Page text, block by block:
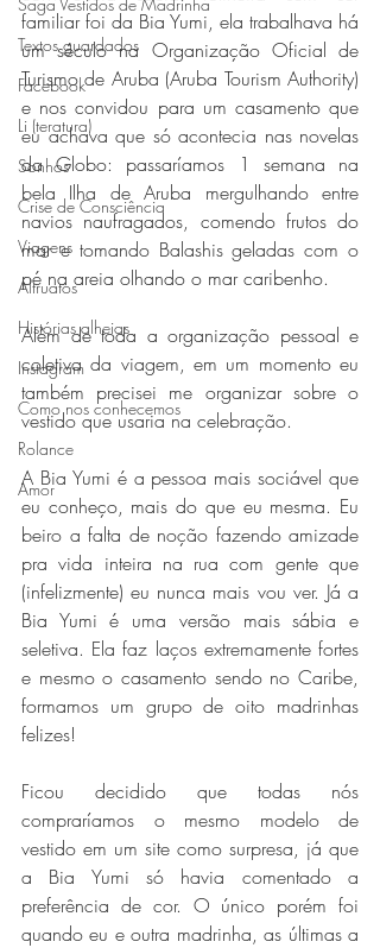
Textos guardados
Facebook
Li (teratura)
Sonhos
Crise de Consciência
Viagens
Altruatos
Histórias alheias
Instagram
Como nos conhecemos
Rolance
Amor
familiar foi da Bia Yumi, ela trabalhava há
um século na Organização Oficial de
Turismo de Aruba (Aruba Tourism Authority)
e nos convidou para um casamento que
eu achava que só acontecia nas novelas
da Globo: passaríamos 1 semana na
bela Ilha de Aruba mergulhando entre
navios naufragados, comendo frutos do
mar e tomando Balashis geladas com o
pé na areia olhando o mar caribenho.
Além de toda a organização pessoal e
coletiva da viagem, em um momento eu
também precisei me organizar sobre o
vestido que usaria na celebração.
A Bia Yumi é a pessoa mais sociável que
eu conheço, mais do que eu mesma. Eu
beiro a falta de noção fazendo amizade
pra vida inteira na rua com gente que
(infelizmente) eu nunca mais vou ver. Já a
Bia Yumi é uma versão mais sábia e
seletiva. Ela faz laços extremamente fortes
e mesmo o casamento sendo no Caribe,
formamos um grupo de oito madrinhas
felizes!
Ficou decidido que todas nós
compraríamos o mesmo modelo de
vestido em um site como surpresa, já que
a Bia Yumi só havia comentado a
preferência de cor. O único porém foi
quando eu e outra madrinha, as últimas a